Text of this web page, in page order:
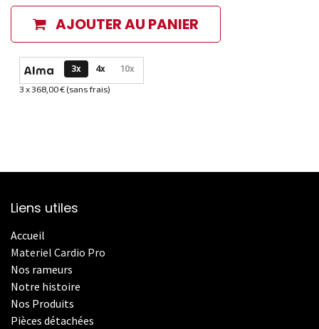
AJOUTER AU PANIER
Options de paiement disponibles
3x 4x 10x
Informations sur le plan de paiement sélectionné
3 x 368,00 € (sans frais)
Liens utiles
Accueil
Materiel Cardio Pro
Nos rameurs
Notre histoire
Nos Produits
Pièces détachées